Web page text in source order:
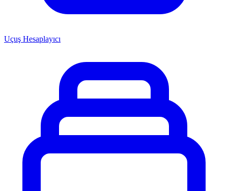
Uçuş Hesaplayıcı